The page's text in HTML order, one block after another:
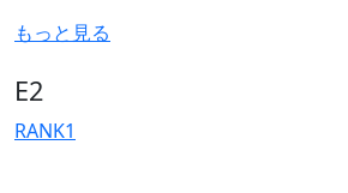
もっと見る
E2
RANK1